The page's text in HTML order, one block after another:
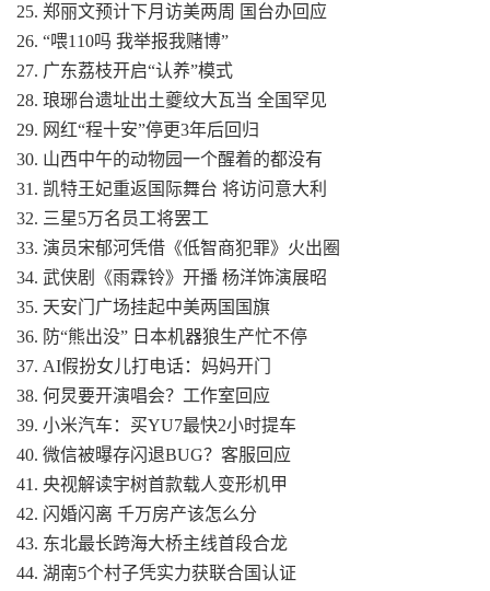
25. 郑丽文预计下月访美两周 国台办回应
26. “喂110吗 我举报我赌博”
27. 广东荔枝开启“认养”模式
28. 琅琊台遗址出土夔纹大瓦当 全国罕见
29. 网红“程十安”停更3年后回归
30. 山西中午的动物园一个醒着的都没有
31. 凯特王妃重返国际舞台 将访问意大利
32. 三星5万名员工将罢工
33. 演员宋郁河凭借《低智商犯罪》火出圈
34. 武侠剧《雨霖铃》开播 杨洋饰演展昭
35. 天安门广场挂起中美两国国旗
36. 防“熊出没” 日本机器狼生产忙不停
37. AI假扮女儿打电话：妈妈开门
38. 何炅要开演唱会？工作室回应
39. 小米汽车：买YU7最快2小时提车
40. 微信被曝存闪退BUG？客服回应
41. 央视解读宇树首款载人变形机甲
42. 闪婚闪离 千万房产该怎么分
43. 东北最长跨海大桥主线首段合龙
44. 湖南5个村子凭实力获联合国认证